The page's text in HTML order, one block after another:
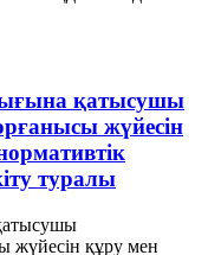
қатысушы
жүйесін
туралы
жүйесін құру мен